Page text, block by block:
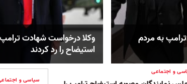
به مردم
وکلا درخواست شهادت
استیضاح را رد کردند
و اجتماعی
سیاسی و